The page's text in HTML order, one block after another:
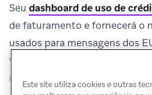
Seu dashboard de uso de
de faturamento e fornecerá o
usados para mensagens dos
visão transparente do
mensagem.
Este site utiliza cookies e outras